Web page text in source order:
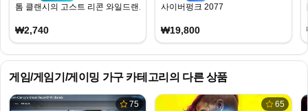
톰 클랜시의 고스트 리콘 와일드랜드
₩2,740
사이버펑크 2077
₩19,800
게임/게임기/게이밍 가구카테고리의 다른 상품
75 65